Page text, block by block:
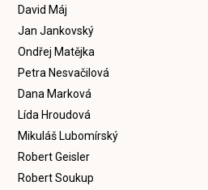
David Máj
Jan Jankovský
Ondřej Matějka
Petra Nesvačilová
Dana Marková
Lída Hroudová
Mikuláš Lubomírský
Robert Geisler
Robert Soukup